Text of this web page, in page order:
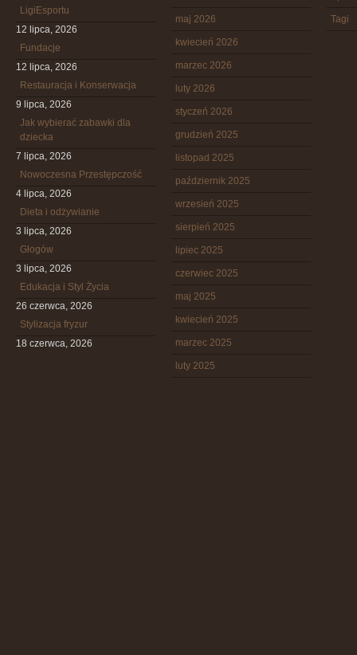
LigiEsportu
12 lipca, 2026
Fundacje
12 lipca, 2026
Restauracja i Konserwacja
9 lipca, 2026
Jak wybierać zabawki dla
dziecka
7 lipca, 2026
Nowoczesna Przestępczość
4 lipca, 2026
Dieta i odżywianie
3 lipca, 2026
Głogów
3 lipca, 2026
Edukacja i Styl Życia
26 czerwca, 2026
Stylizacja fryzur
18 czerwca, 2026
maj 2026
kwiecień 2026
marzec 2026
luty 2026
styczeń 2026
grudzień 2025
listopad 2025
październik 2025
wrzesień 2025
sierpień 2025
lipiec 2025
czerwiec 2025
maj 2025
kwiecień 2025
marzec 2025
luty 2025
Tagi